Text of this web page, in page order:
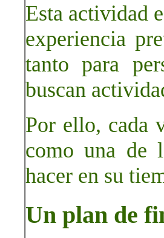
Esta actividad
experiencia
tanto para
buscan
Por ello, cada
como una de
hacer en su
Un plan de